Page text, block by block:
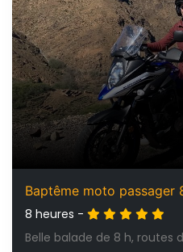
Baptême moto passager
8 heures -
Belle balade de 8 h, routes